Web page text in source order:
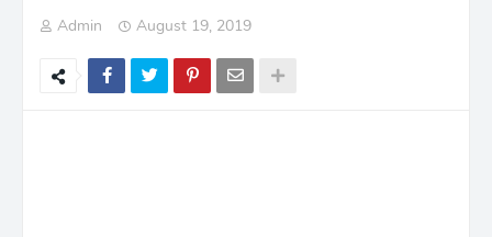
Admin August 19, 2019